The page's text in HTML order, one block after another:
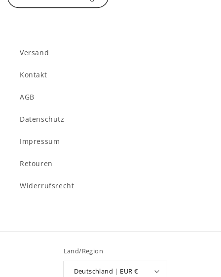
Versand
Kontakt
AGB
Datenschutz
Impressum
Retouren
Widerrufsrecht
Land/Region
Deutschland | EUR €